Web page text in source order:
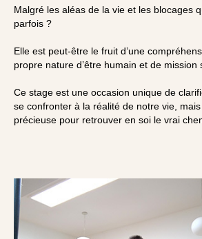
Malgré les aléas de la vie et les blocages
parfois ?
Elle est peut-être le fruit d’une
propre nature d’être humain et de mission
Ce stage est une occasion unique de
se confronter à la réalité de notre vie,
précieuse pour retrouver en soi le vrai